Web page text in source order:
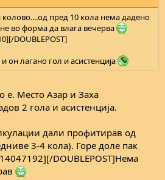
колово....од пред 10 кола нема дадено
во форма да влага вечерва
DOUBLEPOST]
он лагано гол и асистенција
е. Место Азар и Заха
2 гола и асистенција.
дали профитирав од
3-4 кола). Горе доле пак
DOUBLEPOST]Нема